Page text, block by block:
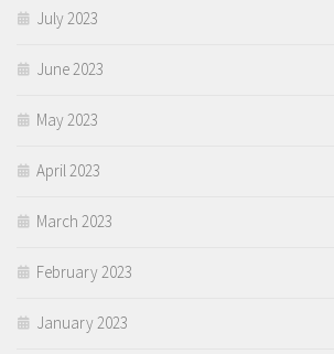
July 2023
June 2023
May 2023
April 2023
March 2023
February 2023
January 2023